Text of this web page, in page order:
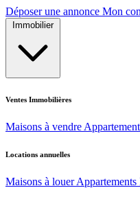
Déposer une annonce Mon
Immobilier
Ventes Immobilières
Maisons à vendre
Locations annuelles
Maisons à louer Appartements